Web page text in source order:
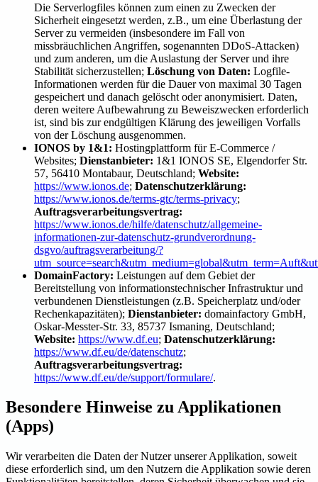
Die Serverlogfiles können zum einen zu Zwecken der
Sicherheit eingesetzt werden, z.B., um eine Überlastung der
Server zu vermeiden (insbesondere im Fall von
missbräuchlichen Angriffen, sogenannten DDoS-Attacken)
und zum anderen, um die Auslastung der Server und ihre
Stabilität sicherzustellen; Löschung von Daten: Logfile-
Informationen werden für die Dauer von maximal 30 Tagen
gespeichert und danach gelöscht oder anonymisiert. Daten,
deren weitere Aufbewahrung zu Beweiszwecken erforderlich
ist, sind bis zur endgültigen Klärung des jeweiligen Vorfalls
von der Löschung ausgenommen.
IONOS by 1&1: Hostingplattform für E-Commerce /
Websites; Dienstanbieter: 1&1 IONOS SE, Elgendorfer Str.
57, 56410 Montabaur, Deutschland; Website:
https://www.ionos.de; Datenschutzerklärung:
https://www.ionos.de/terms-gtc/terms-privacy;
Auftragsverarbeitungsvertrag:
https://www.ionos.de/hilfe/datenschutz/allgemeine-
informationen-zur-datenschutz-grundverordnung-
dsgvo/auftragsverarbeitung/?
DomainFactory: Leistungen auf dem Gebiet der
Bereitstellung von informationstechnischer Infrastruktur und
verbundenen Dienstleistungen (z.B. Speicherplatz und/oder
Rechenkapazitäten); Dienstanbieter: domainfactory GmbH,
Oskar-Messter-Str. 33, 85737 Ismaning, Deutschland;
Website: https://www.df.eu; Datenschutzerklärung:
https://www.df.eu/de/datenschutz;
Auftragsverarbeitungsvertrag:
https://www.df.eu/de/support/formulare/.
Besondere Hinweise zu Applikationen
(Apps)
Wir verarbeiten die Daten der Nutzer unserer Applikation, soweit
diese erforderlich sind, um den Nutzern die Applikation sowie deren